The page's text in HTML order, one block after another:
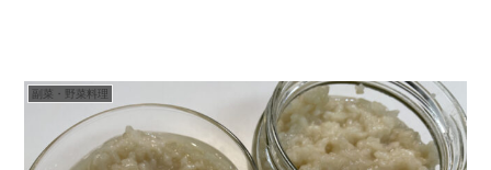
副菜・野菜料理